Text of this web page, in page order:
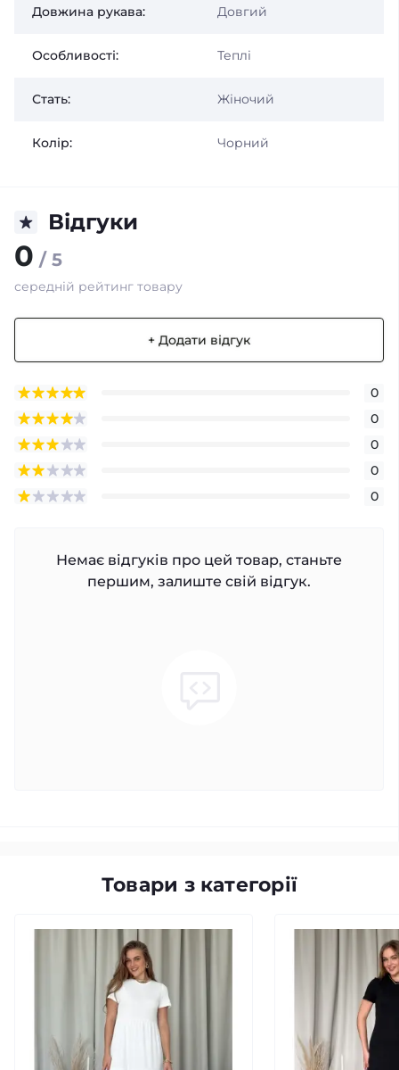
Довжина рукава: Довгий
Особливості: Теплі
Стать: Жіночий
Колір: Чорний
Відгуки
0 / 5
середній рейтинг товару
+ Додати відгук
0
0
0
0
0
Немає відгуків про цей товар, станьте
першим, залиште свій відгук.
Товари з категорії